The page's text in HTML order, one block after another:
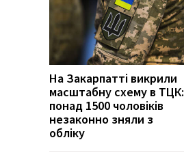
На Закарпатті викрили
масштабну схему в ТЦК:
понад 1500 чоловіків
незаконно зняли з
обліку